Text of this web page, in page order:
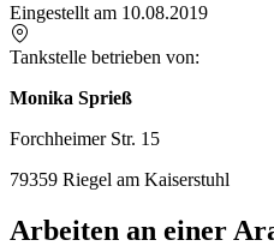
Eingestellt am 10.08.2019
Tankstelle betrieben von:
Monika Sprieß
Forchheimer Str. 15
79359 Riegel am Kaiserstuhl
Arbeiten an einer